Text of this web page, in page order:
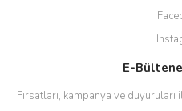
E-
Fırsatları, kampanya ve